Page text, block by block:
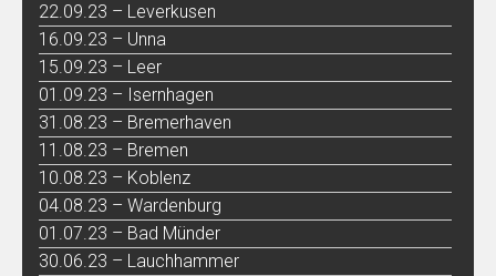
22.09.23 – Leverkusen
16.09.23 – Unna
15.09.23 – Leer
01.09.23 – Isernhagen
31.08.23 – Bremerhaven
11.08.23 – Bremen
10.08.23 – Koblenz
04.08.23 – Wardenburg
01.07.23 – Bad Münder
30.06.23 – Lauchhammer